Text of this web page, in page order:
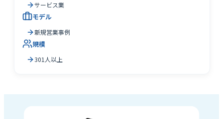
サービス業
モデル
新規営業事例
規模
301人以上